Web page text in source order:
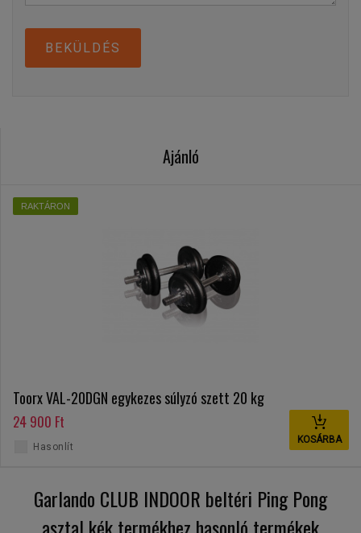
BEKÜLDÉS
Ajánló
RAKTÁRON
Toorx VAL-20DGN egykezes súlyzó szett 20 kg
24 900 Ft
KOSÁRBA
Hasonlít
Garlando CLUB INDOOR beltéri Ping Pong